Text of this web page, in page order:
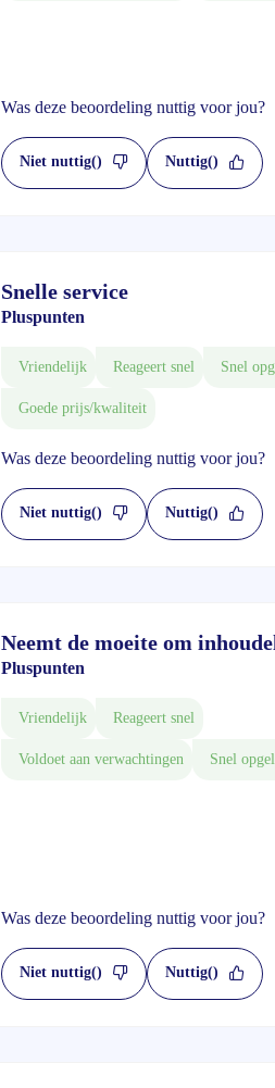
Was deze beoordeling nuttig voor jou?
Niet nuttig() Nuttig()
Snelle service
Pluspunten
Vriendelijk Reageert snel Snel
Goede prijs/kwaliteit
Was deze beoordeling nuttig voor jou?
Niet nuttig() Nuttig()
Neemt de moeite om
Pluspunten
Vriendelijk Reageert snel
Voldoet aan verwachtingen Snel
Was deze beoordeling nuttig voor jou?
Niet nuttig() Nuttig()